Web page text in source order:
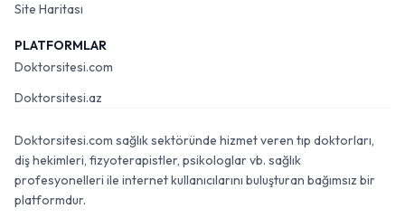
Site Haritası
PLATFORMLAR
Doktorsitesi.com
Doktorsitesi.az
Doktorsitesi.com sağlık sektöründe hizmet veren tıp doktorları,
diş hekimleri, fizyoterapistler, psikologlar vb. sağlık
profesyonelleri ile internet kullanıcılarını buluşturan bağımsız bir
platformdur.